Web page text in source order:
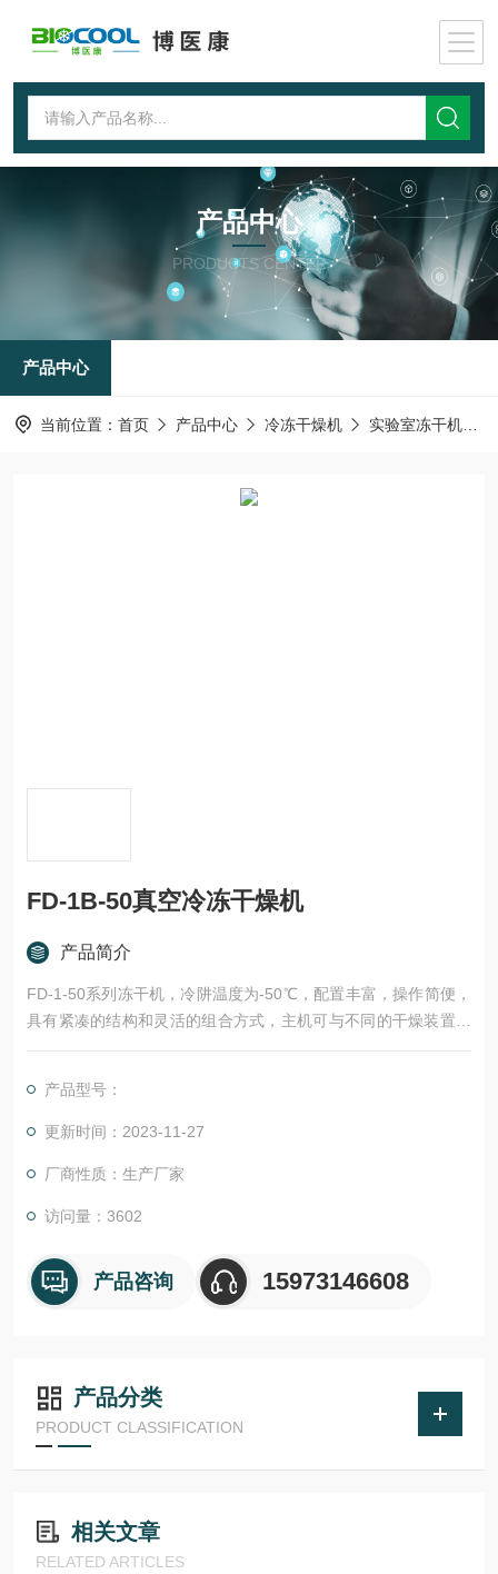
产品中心
PRODUCTS CENTER
产品中心
当前位置： 首页 产品中心 冷冻干燥机 实验室冻干机
FD-1B-50真空冷冻干燥机
产品简介
FD-1-50系列冻干机，冷阱温度为-50℃，配置丰富，操作简便，
具有紧凑的结构和灵活的组合方式，主机可与不同的干燥装置进
行组合，以适应不同产品的冻干，例如：选用不锈钢盘可冻干散
带挂瓶的有机玻璃干燥室组合可冻干在烧瓶内的样品，与T型架
附件组合可冻干安瓿，用于菌种保藏工作。博医康 FD-1B-50真
产品型号：
更新时间：2023-11-27
厂商性质：生产厂家
访问量：3602
产品咨询 15973146608
产品分类
PRODUCT CLASSIFICATION
相关文章
RELATED ARTICLES